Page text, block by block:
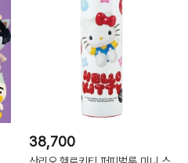
38,700